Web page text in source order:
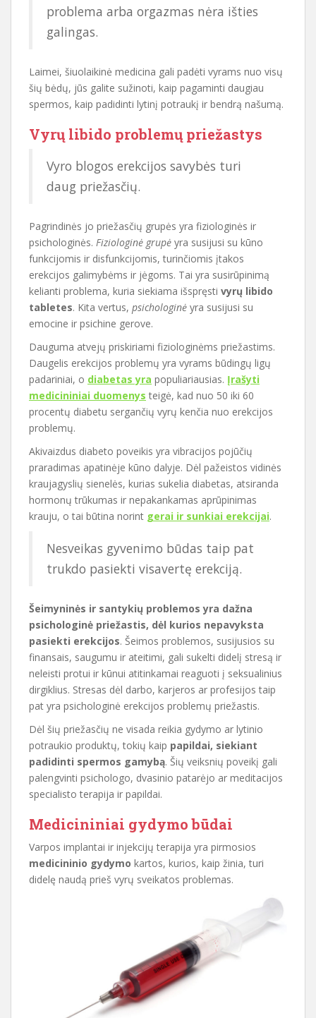
problema arba orgazmas nėra išties
galingas.
Laimei, šiuolaikinė medicina gali padėti vyrams nuo visų
šių bėdų, jūs galite sužinoti, kaip pagaminti daugiau
spermos, kaip padidinti lytinį potraukį ir bendrą našumą.
Vyrų libido problemų priežastys
Vyro blogos erekcijos savybės turi
daug priežasčių.
Pagrindinės jo priežasčių grupės yra fiziologinės ir
psichologinės. Fiziologinė grupė yra susijusi su kūno
funkcijomis ir disfunkcijomis, turinčiomis įtakos
erekcijos galimybėms ir jėgoms. Tai yra susirūpinimą
kelianti problema, kuria siekiama išspręsti vyrų libido
tabletes. Kita vertus, psichologinė yra susijusi su
emocine ir psichine gerove.
Dauguma atvejų priskiriami fiziologinėms priežastims.
Daugelis erekcijos problemų yra vyrams būdingų ligų
padariniai, o diabetas yra populiariausias. Įrašyti
medicininiai duomenys teigė, kad nuo 50 iki 60
procentų diabetu sergančių vyrų kenčia nuo erekcijos
problemų.
Akivaizdus diabeto poveikis yra vibracijos pojūčių
praradimas apatinėje kūno dalyje. Dėl pažeistos vidinės
kraujagyslių sienelės, kurias sukelia diabetas, atsiranda
hormonų trūkumas ir nepakankamas aprūpinimas
krauju, o tai būtina norint gerai ir sunkiai erekcijai.
Nesveikas gyvenimo būdas taip pat
trukdo pasiekti visavertę erekciją.
Šeimyninės ir santykių problemos yra dažna
psichologinė priežastis, dėl kurios nepavyksta
pasiekti erekcijos. Šeimos problemos, susijusios su
finansais, saugumu ir ateitimi, gali sukelti didelį stresą ir
neleisti protui ir kūnui atitinkamai reaguoti į seksualinius
dirgiklius. Stresas dėl darbo, karjeros ar profesijos taip
pat yra psichologinė erekcijos problemų priežastis.
Dėl šių priežasčių ne visada reikia gydymo ar lytinio
potraukio produktų, tokių kaip papildai, siekiant
padidinti spermos gamybą. Šių veiksnių poveikį gali
palengvinti psichologo, dvasinio patarėjo ar meditacijos
specialisto terapija ir papildai.
Medicininiai gydymo būdai
Varpos implantai ir injekcijų terapija yra pirmosios
medicininio gydymo kartos, kurios, kaip žinia, turi
didelę naudą prieš vyrų sveikatos problemas.